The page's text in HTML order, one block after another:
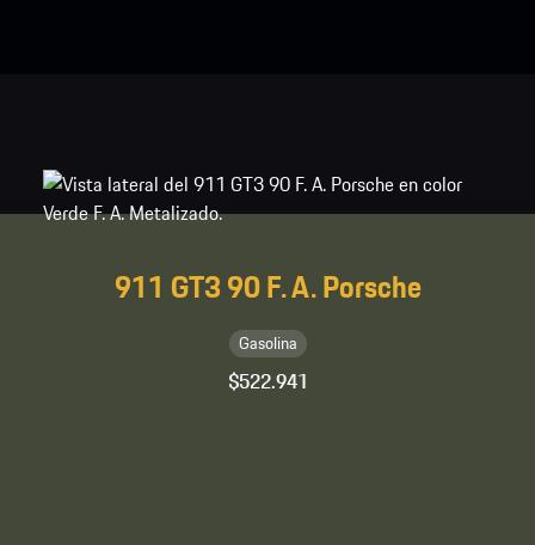
911 GT3 90 F. A. Porsche
Gasolina
$522.941